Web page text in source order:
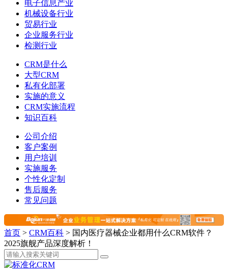
电子信息产业
机械设备行业
贸易行业
企业服务行业
检测行业
CRM是什么
大型CRM
私有化部署
实施的意义
CRM实施流程
知识百科
公司介绍
客户案例
用户培训
实施服务
个性化定制
售后服务
常见问题
首页 > CRM百科 > 国内医疗器械企业都用什么CRM软件？
2025旗舰产品深度解析！